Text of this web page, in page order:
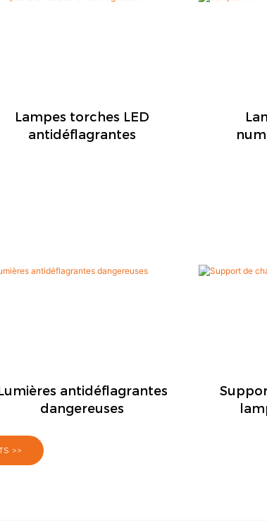
Lampes torches LED
antidéflagrantes
antidéflagrantes
dangereuses
>>